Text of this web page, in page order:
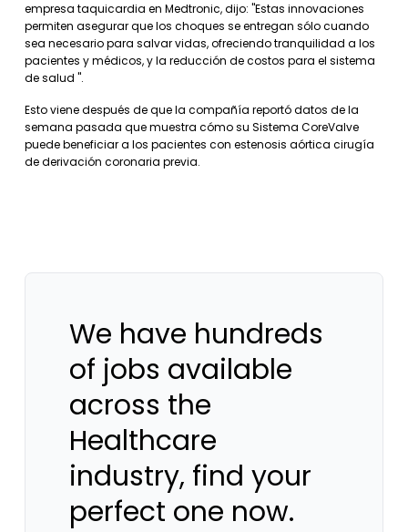
empresa taquicardia en Medtronic, dijo: "Estas innovaciones
permiten asegurar que los choques se entregan sólo cuando
sea necesario para salvar vidas, ofreciendo tranquilidad a los
pacientes y médicos, y la reducción de costos para el sistema
de salud ".
Esto viene después de que la compañía reportó datos de la
semana pasada que muestra cómo su Sistema CoreValve
puede beneficiar a los pacientes con estenosis aórtica cirugía
de derivación coronaria previa.
We have hundreds
of jobs available
across the
Healthcare
industry, find your
perfect one now.